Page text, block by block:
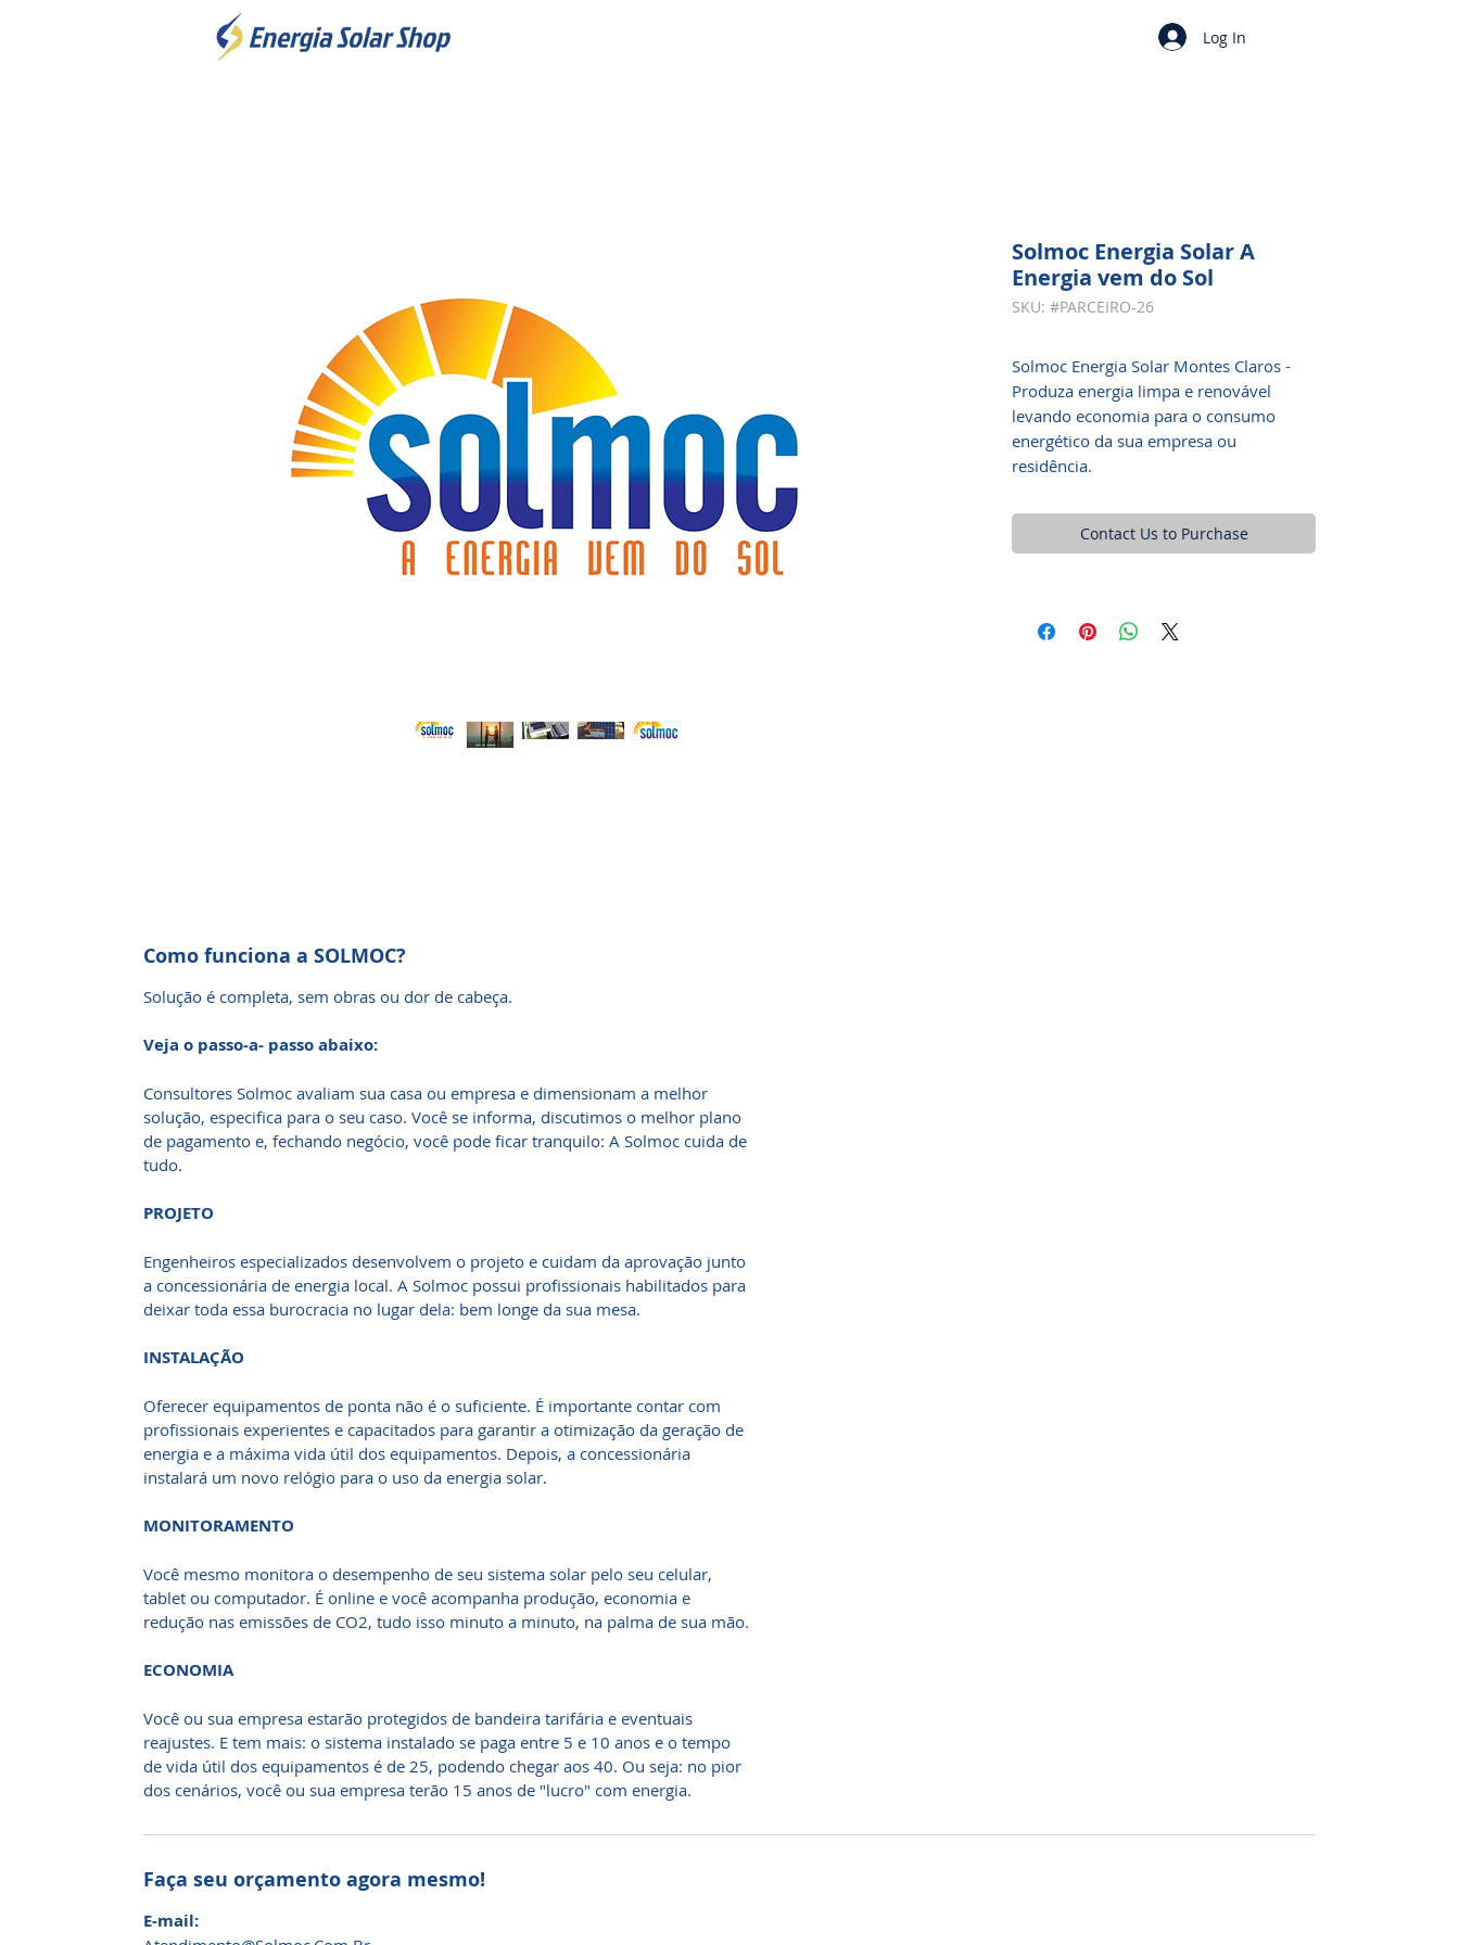
Log In
Solmoc Energia Solar A
Energia vem do Sol
SKU: #PARCEIRO-26
Solmoc Energia Solar Montes Claros -
Produza energia limpa e renovável
levando economia para o consumo
energético da sua empresa ou
residência.
Contact Us to Purchase
Como funciona a SOLMOC?
Solução é completa, sem obras ou dor de cabeça.
Veja o passo-a- passo abaixo:
Consultores Solmoc avaliam sua casa ou empresa e dimensionam a melhor
solução, especifica para o seu caso. Você se informa, discutimos o melhor plano
de pagamento e, fechando negócio, você pode ficar tranquilo: A Solmoc cuida de
tudo.
PROJETO
Engenheiros especializados desenvolvem o projeto e cuidam da aprovação junto
a concessionária de energia local. A Solmoc possui profissionais habilitados para
deixar toda essa burocracia no lugar dela: bem longe da sua mesa.
INSTALAÇÃO
Oferecer equipamentos de ponta não é o suficiente. É importante contar com
profissionais experientes e capacitados para garantir a otimização da geração de
energia e a máxima vida útil dos equipamentos. Depois, a concessionária
instalará um novo relógio para o uso da energia solar.
MONITORAMENTO
Você mesmo monitora o desempenho de seu sistema solar pelo seu celular,
tablet ou computador. É online e você acompanha produção, economia e
redução nas emissões de CO2, tudo isso minuto a minuto, na palma de sua mão.
ECONOMIA
Você ou sua empresa estarão protegidos de bandeira tarifária e eventuais
reajustes. E tem mais: o sistema instalado se paga entre 5 e 10 anos e o tempo
de vida útil dos equipamentos é de 25, podendo chegar aos 40. Ou seja: no pior
dos cenários, você ou sua empresa terão 15 anos de "lucro" com energia.
Faça seu orçamento agora mesmo!
E-mail: